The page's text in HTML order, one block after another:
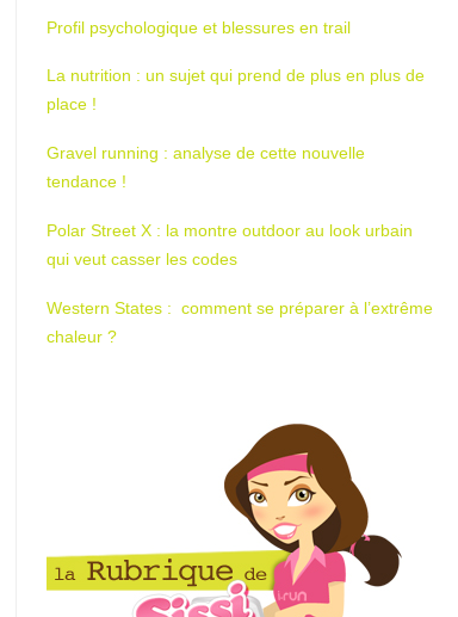
Profil psychologique et blessures en trail
La nutrition : un sujet qui prend de plus en plus de
place !
Gravel running : analyse de cette nouvelle
tendance !
Polar Street X : la montre outdoor au look urbain
qui veut casser les codes
Western States : comment se préparer à l’extrême
chaleur ?